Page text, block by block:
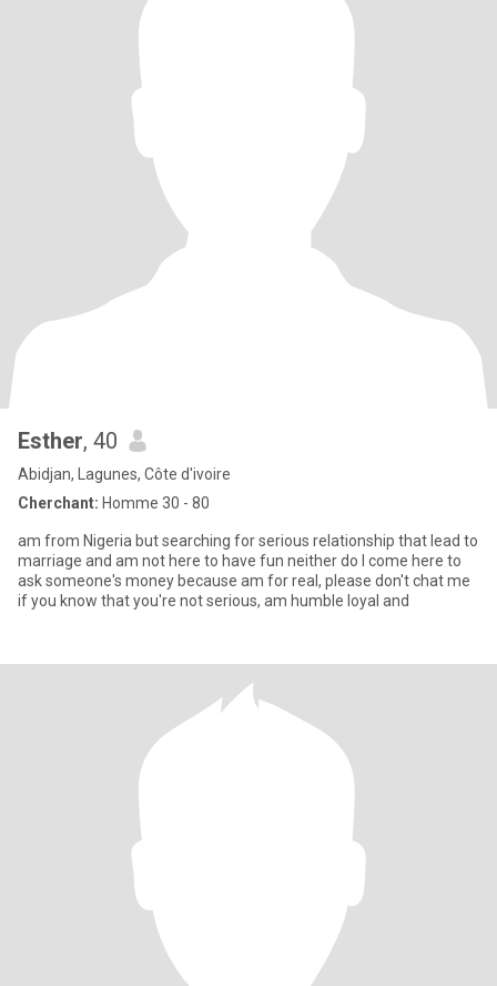
Esther, 40
Abidjan, Lagunes, Côte d'ivoire
Cherchant: Homme 30 - 80
am from Nigeria but searching for serious relationship that lead to
marriage and am not here to have fun neither do I come here to
ask someone's money because am for real, please don't chat me
if you know that you're not serious, am humble loyal and